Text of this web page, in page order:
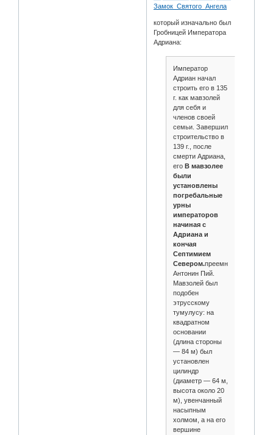
Замок_Святого_Ангела
который изначально был
Гробницей Императора
Адриана:
Император
Адриан начал
строить его в 135
г. как мавзолей
для себя и
членов своей
семьи. Завершил
строительство в
139 г., после
смерти Адриана,
его В мавзолее
были
установлены
погребальные
урны
императоров
начиная с
Адриана и
кончая
Септимием
Севером.преемник
Антонин Пий.
Мавзолей был
подобен
этрусскому
тумулусу: на
квадратном
основании
(длина стороны
— 84 м) был
установлен
цилиндр
(диаметр — 64 м,
высота около 20
м), увенчанный
насыпным
холмом, а на его
вершине